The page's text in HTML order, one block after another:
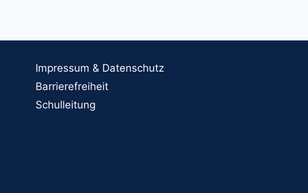
Impressum & Datenschutz
Barrierefreiheit
Schulleitung